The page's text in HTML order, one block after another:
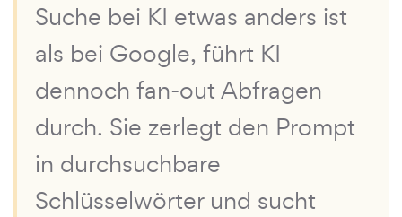
Suche bei KI etwas anders ist
als bei Google, führt KI
dennoch fan-out Abfragen
durch. Sie zerlegt den Prompt
in durchsuchbare
Schlüsselwörter und sucht